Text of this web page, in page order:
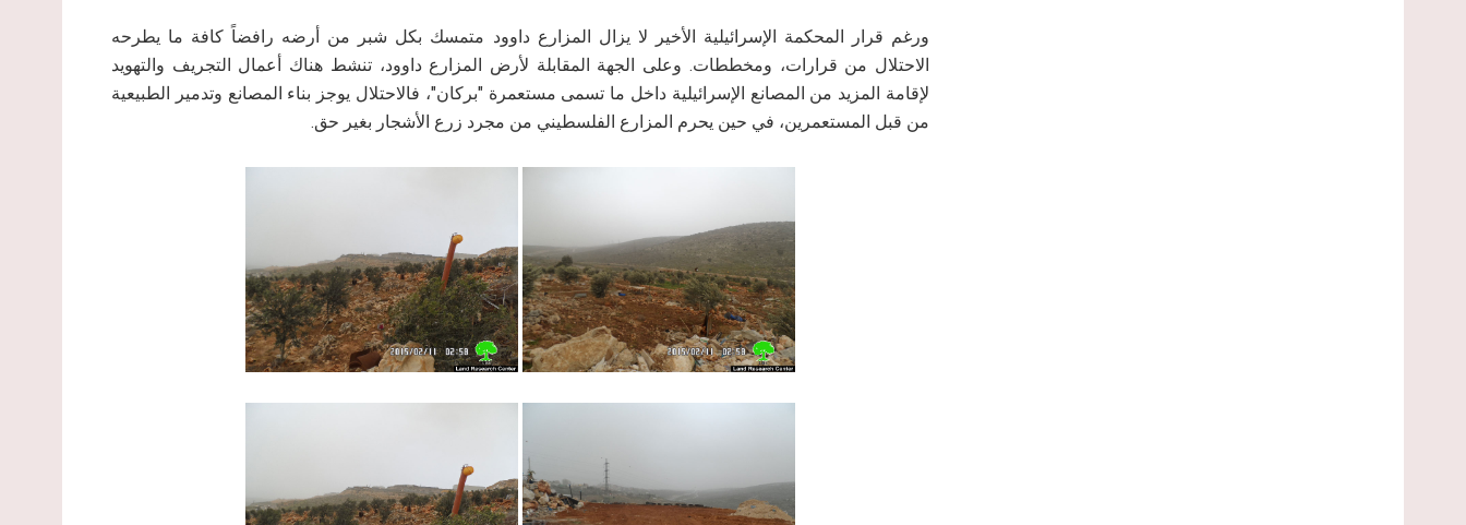
ورغم قرار المحكمة الإسرائيلية الأخير لا يزال المزارع داوود متمسك بكل شبر من أرضه رافضاً كافة ما يطرحه
الاحتلال من قرارات، ومخططات. وعلى الجهة المقابلة لأرض المزارع داوود، تنشط هناك أعمال التجريف والتهويد
لإقامة المزيد من المصانع الإسرائيلية داخل ما تسمى مستعمرة "بركان"، فالاحتلال يوجز بناء المصانع وتدمير الطبيعية
من قبل المستعمرين، في حين يحرم المزارع الفلسطيني من مجرد زرع الأشجار بغير حق.